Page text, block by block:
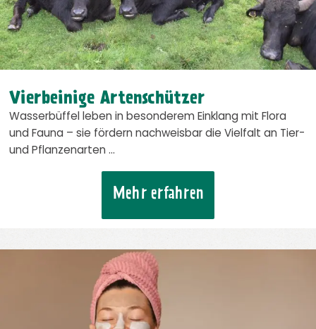
Vierbeinige Artenschützer
Wasserbüffel leben in besonderem Einklang mit Flora
und Fauna – sie fördern nachweisbar die Vielfalt an Tier-
und Pflanzenarten …
Mehr erfahren